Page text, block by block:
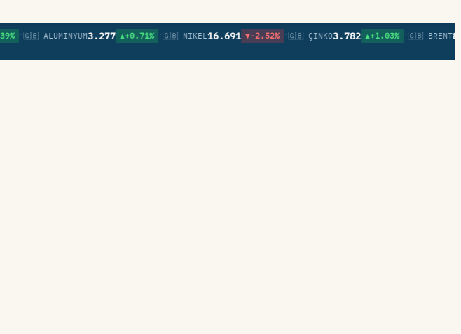
•🇬🇧 ALÜMINYUM3.277 ▲+0.71% •🇬🇧 NIKEL16.691 ▼-2.52% •🇬🇧 ÇINKO3.782 ▲+1.03% •🇬🇧 BRENT83,26